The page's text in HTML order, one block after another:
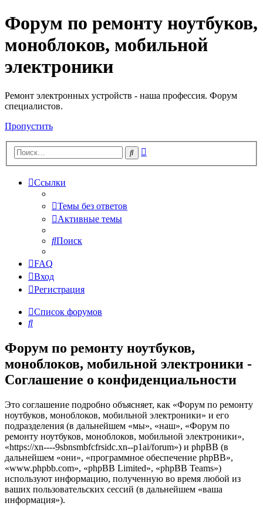
Регистрация
Форум по ремонту ноутбуков,
моноблоков, мобильной
электроники
Ремонт электронных устройств - наша профессия. Форум
специалистов.
Пропустить
Поиск
Ссылки
Темы без ответов
Активные темы
Поиск
FAQ
Вход
Регистрация
Список форумов
Поиск
Форум по ремонту ноутбуков,
моноблоков, мобильной электроники -
Соглашение о конфиденциальности
Это соглашение подробно объясняет, как «Форум по ремонту
ноутбуков, моноблоков, мобильной электроники» и его
подразделения (в дальнейшем «мы», «наш», «Форум по
ремонту ноутбуков, моноблоков, мобильной электроники»,
«https://xn----9sbnsmbfcfrsidc.xn--p1ai/forum») и phpBB (в
дальнейшем «они», «программное обеспечение phpBB»,
«www.phpbb.com», «phpBB Limited», «phpBB Teams»)
используют информацию, полученную во время любой из
ваших пользовательских сессий (в дальнейшем «ваша
информация»).